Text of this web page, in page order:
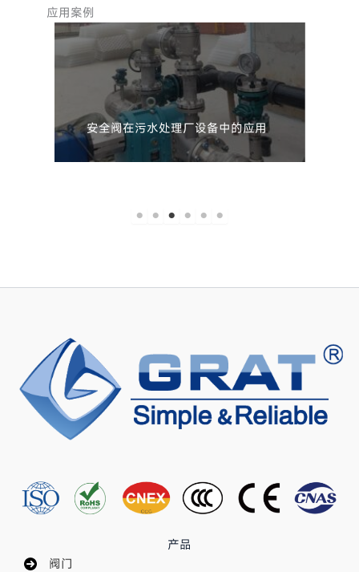
应用案例
安全阀在污水处理厂设备中的应用
产品
阀门